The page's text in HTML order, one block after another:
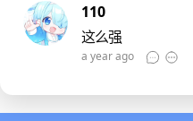
110
这么强
a year ago